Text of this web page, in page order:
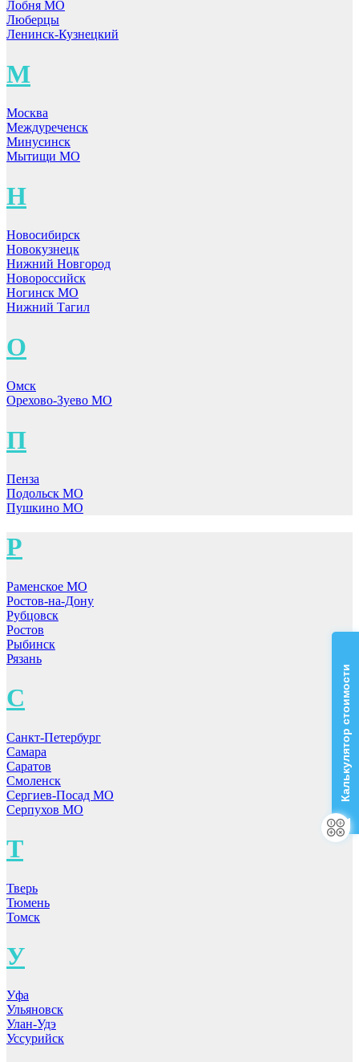
Лобня МО
Люберцы
Ленинск-Кузнецкий
М
Москва
Междуреченск
Минусинск
Мытищи МО
Н
Новосибирск
Новокузнецк
Нижний Новгород
Новороссийск
Ногинск МО
Нижний Тагил
О
Омск
Орехово-Зуево МО
П
Пенза
Подольск МО
Пушкино МО
Р
Раменское МО
Ростов-на-Дону
Рубцовск
Ростов
Рыбинск
Рязань
С
Санкт-Петербург
Самара
Саратов
Смоленск
Сергиев-Посад МО
Серпухов МО
Т
Тверь
Тюмень
Томск
У
Уфа
Ульяновск
Улан-Удэ
Уссурийск
Калькулятор стоимости